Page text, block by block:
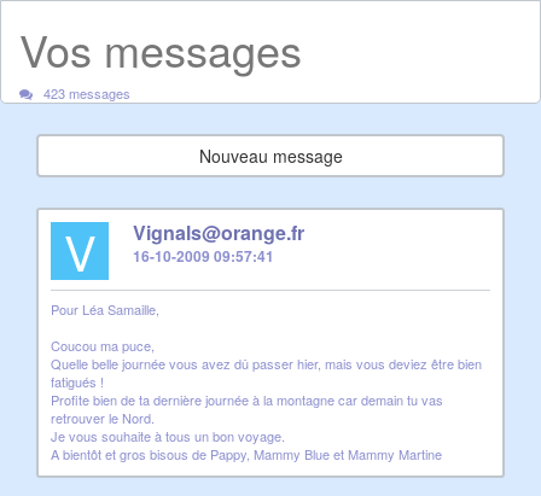
Vos messages
423 messages
Nouveau message
V Vignals@orange.fr
16-10-2009 09:57:41
Pour Léa Samaille,
Coucou ma puce,
Quelle belle journée vous avez dû passer hier, mais vous deviez être bien
fatigués !
Profite bien de ta dernière journée à la montagne car demain tu vas
retrouver le Nord.
Je vous souhaite à tous un bon voyage.
A bientôt et gros bisous de Pappy, Mammy Blue et Mammy Martine